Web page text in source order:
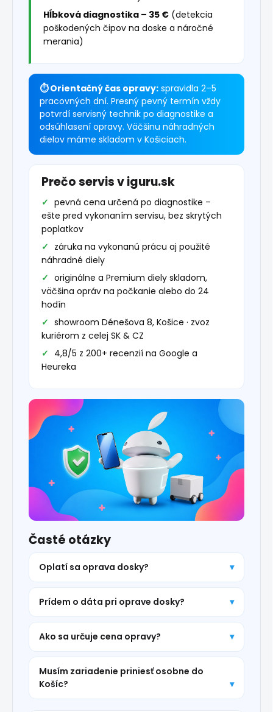
Hĺbková diagnostika – 35 € (detekcia
poškodených čipov na doske a náročné
merania)
⏱ Orientačný čas opravy: spravidla 2–5
pracovných dní. Presný pevný termín vždy
potvrdí servisný technik po diagnostike a
odsúhlasení opravy. Väčšinu náhradných
dielov máme skladom v Košiciach.
Prečo servis v iguru.sk
pevná cena určená po diagnostike –
ešte pred vykonaním servisu, bez skrytých
poplatkov
záruka na vykonanú prácu aj použité
náhradné diely
originálne a Premium diely skladom,
väčšina opráv na počkanie alebo do 24
hodín
showroom Dénešova 8, Košice · zvoz
kuriérom z celej SK & CZ
4,8/5 z 200+ recenzií na Google a
Heureka
Časté otázky
Oplatí sa oprava dosky?
Prídem o dáta pri oprave dosky?
Ako sa určuje cena opravy?
Musím zariadenie priniesť osobne do
Košíc?